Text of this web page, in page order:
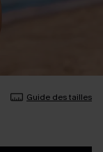
Guide des tailles